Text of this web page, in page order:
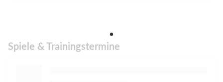
Spiele & Trainingstermine